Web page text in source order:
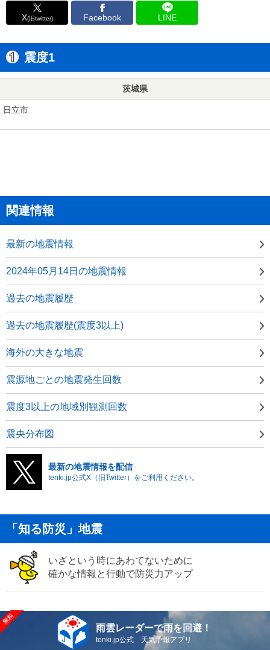
X(旧twitter) Facebook LINE
震度1
茨城県
日立市
関連情報
最新の地震情報
2024年05月14日の地震情報
過去の地震履歴
過去の地震履歴(震度3以上)
海外の大きな地震
震源地ごとの地震発生回数
震度3以上の地域別観測回数
震央分布図
最新の地震情報を配信
tenki.jp公式X（旧Twitter）をご利用ください。
「知る防災」地震
いざという時にあわてないために
確かな情報と行動で防災力アップ
雨雲レーダーで雨を回避！
tenki.jp公式 天気予報アプリ